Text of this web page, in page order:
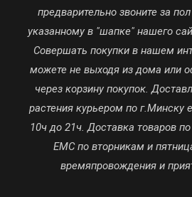
предварительно звоните за
указанному в "шапке" нашего
Совершать покупки в нашем
можете не выходя из дома или
через корзину покупок.
растения курьером по г.Минску
10ч до 21ч. Доставка товаров
ЕМС по вторникам и
времяпровождения и